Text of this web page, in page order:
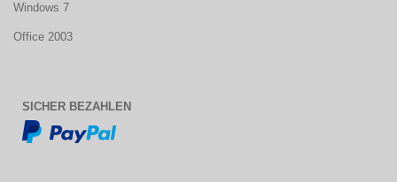
Windows 7
Office 2003
SICHER BEZAHLEN